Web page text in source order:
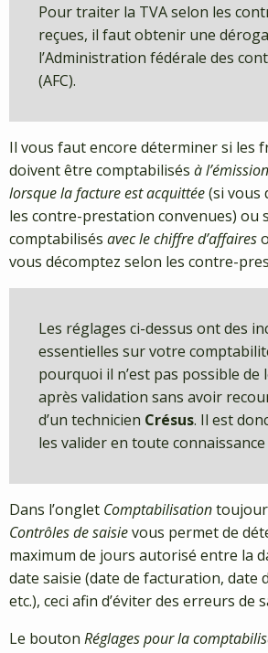
Pour traiter la TVA selon les
reçues, il faut obtenir une
l’Administration fédérale des
(AFC).
Il vous faut encore déterminer si les
doivent être comptabilisés à
lorsque la facture est acquittée(si vous
les contre-prestation convenues) ou
comptabilisés avec le chiffre d’affaires
vous décomptez selon les contre-
Les réglages ci-dessus ont des
essentielles sur votre
pourquoi il n’est pas possible de
après validation sans avoir
d’un technicien Crésus. Il est
les valider en toute connaissance
Dans l’onglet Comptabilisation
Contrôles de saisievous permet de
maximum de jours autorisé entre la
date saisie (date de facturation, date
etc.), ceci afin d’éviter des erreurs de
Le bouton Réglages pour la